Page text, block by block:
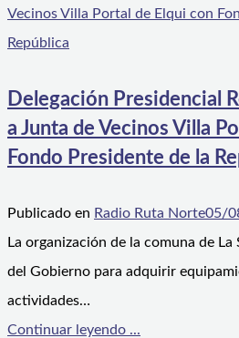
Delegación Presidencial
a Junta de Vecinos Villa
Fondo Presidente de la
Publicado en Radio Ruta Norte05/
La organización de la comuna de
del Gobierno para adquirir
actividades…
Continuar leyendo ...